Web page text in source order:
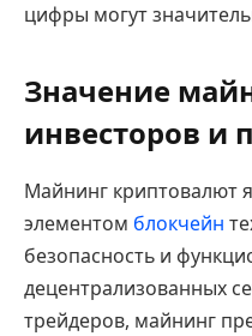
цифры могут
Значение
инвесторов и
Майнинг криптовалют
элементом блокчейн
безопасность и
децентрализованных
трейдеров, майнинг